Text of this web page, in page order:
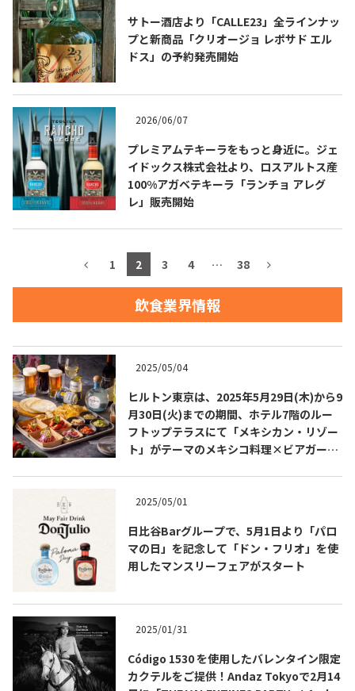
お問合せ
COPYRIGHT © JUAST All rights reserved.
サトー酒店より「CALLE23」全ラインナッ
プと新商品「クリオージョ レポサド エル
ドス」の予約発売開始
2026/06/07
プレミアムテキーラをもっと身近に。ジェ
イドックス株式会社より、ロスアルトス産
100%アガベテキーラ「ランチョ アレグ
レ」販売開始
1 2 3 4 … 38
飲食業界情報
2025/05/04
ヒルトン東京は、2025年5月29日(木)から9
月30日(火)までの期間、ホテル7階のルー
フトップテラスにて「メキシカン・リゾー
ト」がテーマのメキシコ料理×ビアガーデ
2025/05/01
日比谷Barグループで、5月1日より「パロ
マの日」を記念して「ドン・フリオ」を使
用したマンスリーフェアがスタート
2025/01/31
Código 1530 を使用したバレンタイン限定
カクテルをご提供！Andaz Tokyoで2月14